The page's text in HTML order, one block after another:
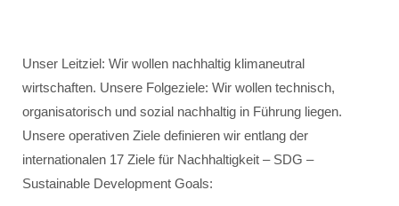
Unser Leitziel: Wir wollen nachhaltig klimaneutral
wirtschaften. Unsere Folgeziele: Wir wollen technisch,
organisatorisch und sozial nachhaltig in Führung liegen.
Unsere operativen Ziele definieren wir entlang der
internationalen 17 Ziele für Nachhaltigkeit – SDG –
Sustainable Development Goals: